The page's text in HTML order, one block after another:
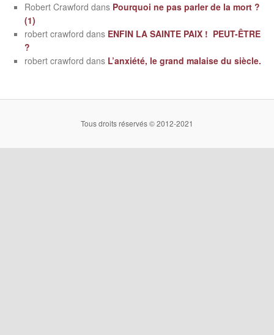
Robert Crawford dans Pourquoi ne pas parler de la mort ?
(1)
robert crawford dans ENFIN LA SAINTE PAIX ! PEUT-ÊTRE
?
robert crawford dans L’anxiété, le grand malaise du siècle.
Tous droits réservés © 2012-2021